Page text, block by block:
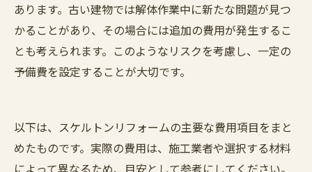
あります。古い建物では解体作業中に新たな問題が見つ
かることがあり、その場合には追加の費用が発生するこ
とも考えられます。このようなリスクを考慮し、一定の
予備費を設定することが大切です。
以下は、スケルトンリフォームの主要な費用項目をまと
めたものです。実際の費用は、施工業者や選択する材料
によって異なるため、目安として参考にしてください。